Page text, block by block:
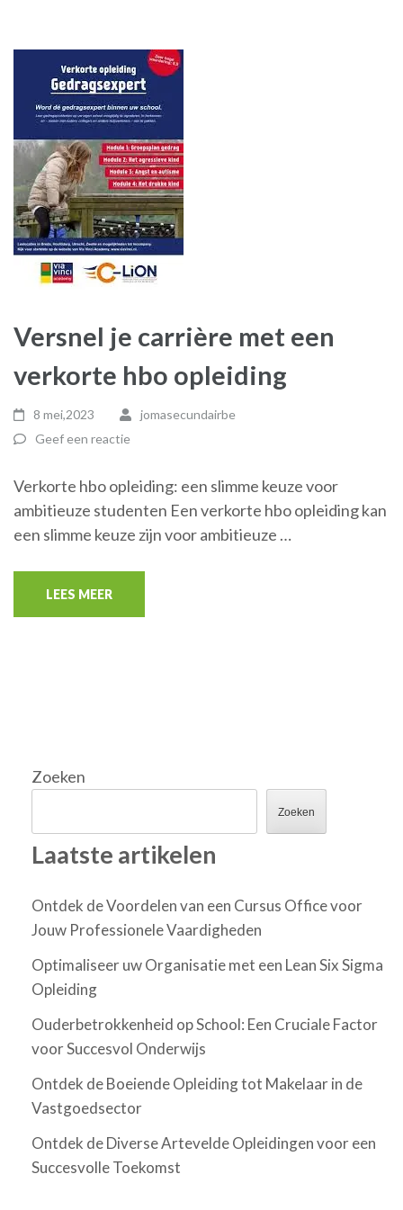
Versnel je carrière met een
verkorte hbo opleiding
8 mei,2023
jomasecundairbe
Geef een reactie
Verkorte hbo opleiding: een slimme keuze voor
ambitieuze studenten Een verkorte hbo opleiding kan
een slimme keuze zijn voor ambitieuze …
LEES MEER
Zoeken
Zoeken
Laatste artikelen
Ontdek de Voordelen van een Cursus Office voor
Jouw Professionele Vaardigheden
Optimaliseer uw Organisatie met een Lean Six Sigma
Opleiding
Ouderbetrokkenheid op School: Een Cruciale Factor
voor Succesvol Onderwijs
Ontdek de Boeiende Opleiding tot Makelaar in de
Vastgoedsector
Ontdek de Diverse Artevelde Opleidingen voor een
Succesvolle Toekomst